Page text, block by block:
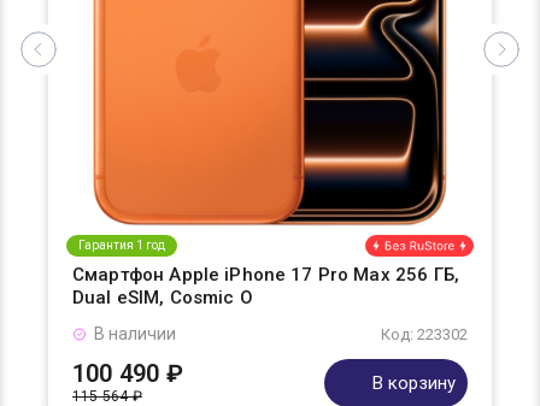
Гарантия 1 год
Смартфон Apple iPhone 17 Pro Max 256 ГБ,
Dual eSIM, Cosmic O
Код: 223302
В наличии
100 490 ₽
115 564 ₽
В корзину